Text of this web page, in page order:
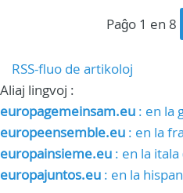
paĝo 1 en 8
RSS-fluo de artikoloj
Aliaj lingvoj :
europagemeinsam.eu : en la
europeensemble.eu : en la
europainsieme.eu : en la itala
europajuntos.eu : en la